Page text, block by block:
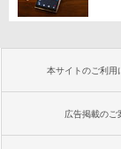
本サイトのご利用
広告掲載のご